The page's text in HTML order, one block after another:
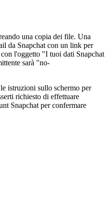
una copia dei file. Una
da Snapchat con un link per
l'oggetto "I tuoi dati Snapchat
sarà "no-
istruzioni sullo schermo per
richiesto di effettuare
Snapchat per confermare